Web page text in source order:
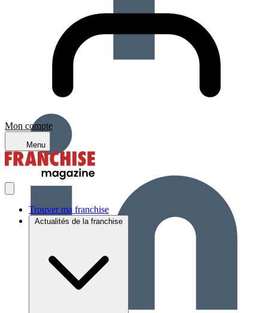
Mon compte
Menu
Trouver ma franchise
Actualités de la franchise